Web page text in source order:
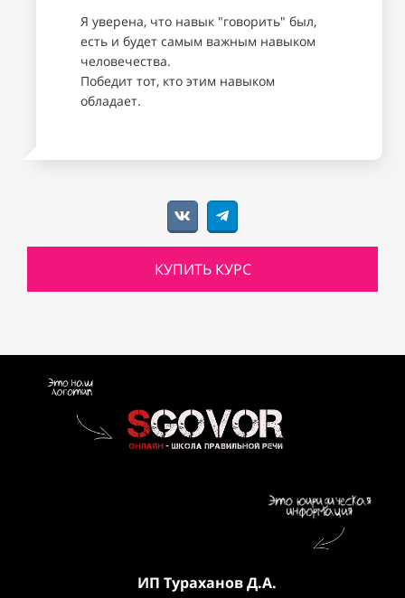
Я уверена, что навык "говорить" был,
есть и будет самым важным навыком
человечества.
Победит тот, кто этим навыком
обладает.
КУПИТЬ КУРС
ИП Тураханов Д.А.